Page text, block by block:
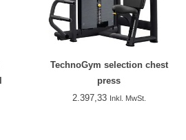
TechnoGym selection chest
press
2.397,33 Inkl. MwSt.